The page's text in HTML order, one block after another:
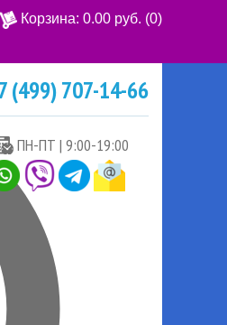
Корзина: 0.00 руб. (0)
(499) 707-14-66
ПН-ПТ | 9:00-19:00